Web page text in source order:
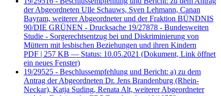
der Abgeordneten Ulle Schauws, Sven Lehmann, Canan
Bayram, weiterer Abgeordneter und der Fraktion BÜNDNIS
90/DIE GRÜNEN - Drucksache 19/27878 - Bundesweiten
Studie - Sorgerechtsentzug bei und Diskriminierung von
Müttern mit lesbischen Beziehungen und ihren Kindern
PDF | 257 KB — Status: 10.05.2021 (Dokument, Link öffnet
ein neues Fenster)
19/29525 - Beschlussempfehlung und Bericht: a) zu dem
Antrag der Abgeordneten Dr. Jens Brandenburg (Rhein-
Neckar), Katja Suding, Renata Alt, weiterer Abgeordneter